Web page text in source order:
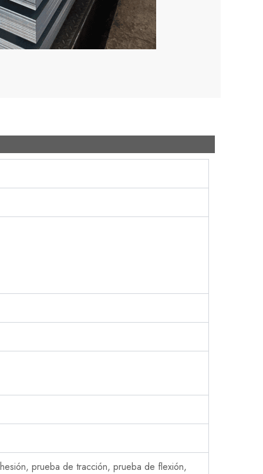
prueba de tracción, prueba de flexión,